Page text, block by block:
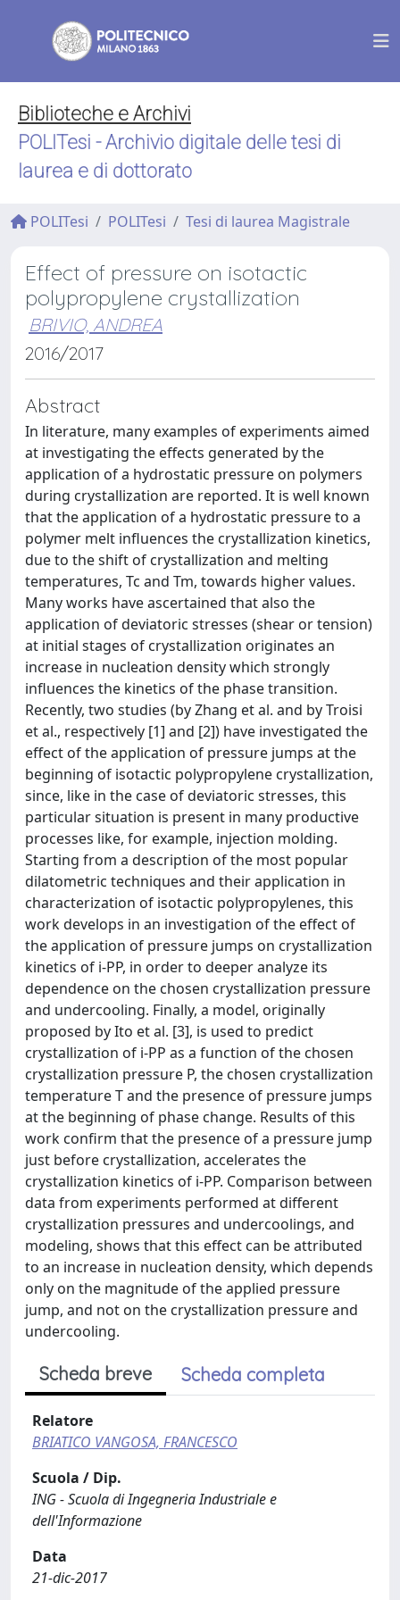
Biblioteche e Archivi
POLITesi - Archivio digitale delle tesi di
laurea e di dottorato
POLITesi POLITesi Tesi di laurea Magistrale
Effect of pressure on isotactic
polypropylene crystallization
BRIVIO, ANDREA
2016/2017
Abstract
In literature, many examples of experiments aimed
at investigating the effects generated by the
application of a hydrostatic pressure on polymers
during crystallization are reported. It is well known
that the application of a hydrostatic pressure to a
polymer melt influences the crystallization kinetics,
due to the shift of crystallization and melting
temperatures, Tc and Tm, towards higher values.
Many works have ascertained that also the
application of deviatoric stresses (shear or tension)
at initial stages of crystallization originates an
increase in nucleation density which strongly
influences the kinetics of the phase transition.
Recently, two studies (by Zhang et al. and by Troisi
et al., respectively [1] and [2]) have investigated the
effect of the application of pressure jumps at the
beginning of isotactic polypropylene crystallization,
since, like in the case of deviatoric stresses, this
particular situation is present in many productive
processes like, for example, injection molding.
Starting from a description of the most popular
dilatometric techniques and their application in
characterization of isotactic polypropylenes, this
work develops in an investigation of the effect of
the application of pressure jumps on crystallization
kinetics of i-PP, in order to deeper analyze its
dependence on the chosen crystallization pressure
and undercooling. Finally, a model, originally
proposed by Ito et al. [3], is used to predict
crystallization of i-PP as a function of the chosen
crystallization pressure P, the chosen crystallization
temperature T and the presence of pressure jumps
at the beginning of phase change. Results of this
work confirm that the presence of a pressure jump
just before crystallization, accelerates the
crystallization kinetics of i-PP. Comparison between
data from experiments performed at different
crystallization pressures and undercoolings, and
modeling, shows that this effect can be attributed
to an increase in nucleation density, which depends
only on the magnitude of the applied pressure
jump, and not on the crystallization pressure and
undercooling.
Scheda breve Scheda completa
Relatore
BRIATICO VANGOSA, FRANCESCO
Scuola / Dip.
ING - Scuola di Ingegneria Industriale e
dell'Informazione
Data
21-dic-2017